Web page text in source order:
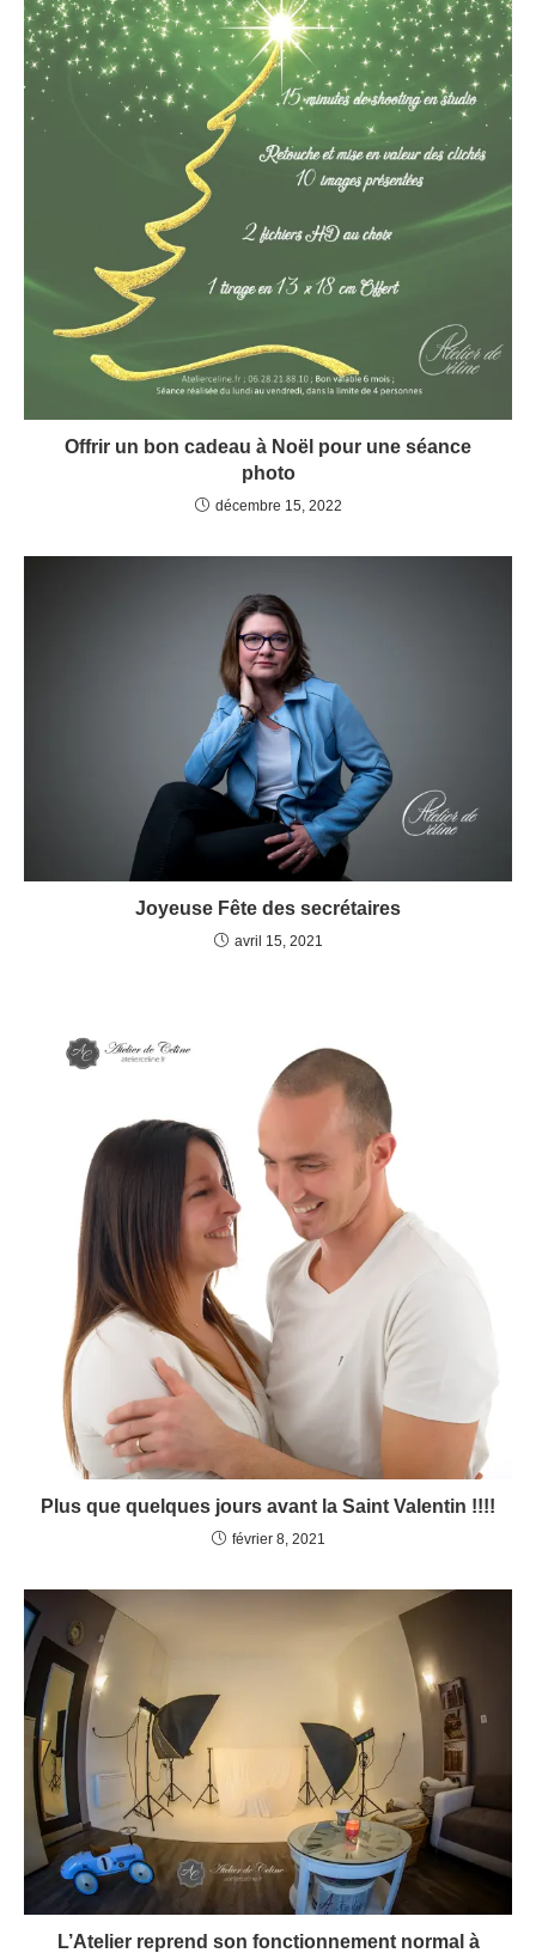
Offrir un bon cadeau à Noël pour une séance
photo
décembre 15, 2022
Joyeuse Fête des secrétaires
avril 15, 2021
Plus que quelques jours avant la Saint Valentin !!!!
février 8, 2021
L’Atelier reprend son fonctionnement normal à